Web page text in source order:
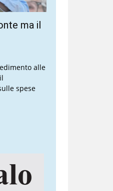
ma il
alle
spese